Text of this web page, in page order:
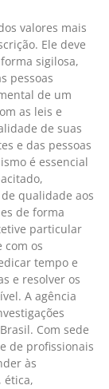
valores mais
Ele deve
sigilosa,
pessoas
de um
as leis e
de suas
e das pessoas
é essencial
qualidade aos
de forma
particular
com os
tempo e
e resolver os
A agência
Com sede
de profissionais
às
ética,